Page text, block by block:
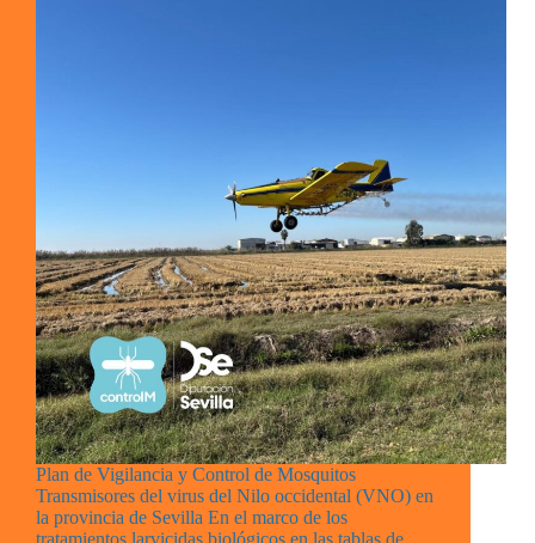
Plan de Vigilancia y Control de Mosquitos
Transmisores del virus del Nilo occidental (VNO) en
la provincia de Sevilla En el marco de los